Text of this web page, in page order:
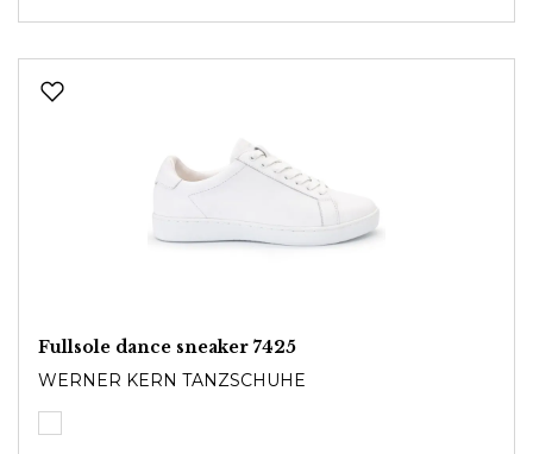
Fullsole dance sneaker 7425
WERNER KERN TANZSCHUHE